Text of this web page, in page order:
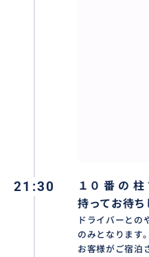
◆送迎車の種類
人数とお荷物の量に合わ
さい。どのサイズがよい
お気軽にご相談ください。
21:30
１０ 番 の 柱
持ってお待ち
ドライバーとの
のみとなります。
お客様がご宿泊